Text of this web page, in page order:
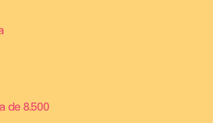
de 8.500